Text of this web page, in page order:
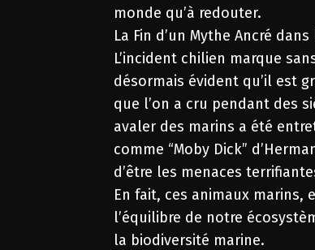
monde qu’à redouter.
La Fin d’un Mythe Ancré dans
L’incident chilien marque
désormais évident qu’il est
que l’on a cru pendant des
avaler des marins a été
comme “Moby Dick”
d’être les menaces
En fait, ces animaux marins,
l’équilibre de notre
la biodiversité marine.